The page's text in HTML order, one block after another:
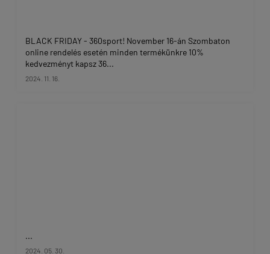
BLACK FRIDAY - 360sport! November 16-án Szombaton
online rendelés esetén minden termékünkre 10%
kedvezményt kapsz 36...
2024. 11. 16.
...
2024. 05. 30.